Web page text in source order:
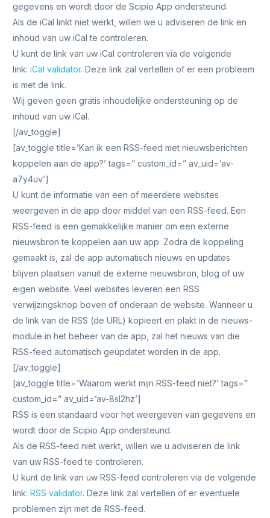
gegevens en wordt door de Scipio App ondersteund.
Als de iCal linkt niet werkt, willen we u adviseren de link en
inhoud van uw iCal te controleren.
U kunt de link van uw iCal controleren via de volgende
link:iCal validator. Deze link zal vertellen of er een probleem
is met de link.
Wij geven geen gratis inhoudelijke ondersteuning op de
inhoud van uw iCal.
[/av_toggle]
[av_toggle title=’Kan ik een RSS-feed met nieuwsberichten
koppelen aan de app?’ tags=” custom_id=” av_uid=’av-
a7y4uv’]
U kunt de informatie van een of meerdere websites
weergeven in de app door middel van een RSS-feed. Een
RSS-feed is een gemakkelijke manier om een externe
nieuwsbron te koppelen aan uw app. Zodra de koppeling
gemaakt is, zal de app automatisch nieuws en updates
blijven plaatsen vanuit de externe nieuwsbron, blog of uw
eigen website. Veel websites leveren een RSS
verwijzingsknop boven of onderaan de website. Wanneer u
de link van de RSS (de URL) kopieert en plakt in de nieuws-
module in het beheer van de app, zal het nieuws van die
RSS-feed automatisch geüpdatet worden in de app.
[/av_toggle]
[av_toggle title=’Waarom werkt mijn RSS-feed niet?’ tags=”
custom_id=” av_uid=’av-8sl2hz’]
RSS is een standaard voor het weergeven van gegevens en
wordt door de Scipio App ondersteund.
Als de RSS-feed niet werkt, willen we u adviseren de link
van uw RSS-feed te controleren.
U kunt de link van uw RSS-feed controleren via de volgende
link:RSS validator. Deze link zal vertellen of er eventuele
problemen zijn met de RSS-feed.